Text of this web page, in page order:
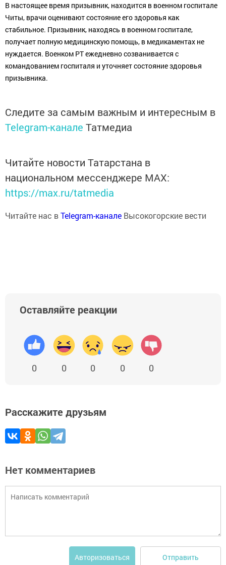
В настоящее время призывник, находится в военном госпитале
Читы, врачи оценивают состояние его здоровья как
стабильное. Призывник, находясь в военном госпитале,
получает полную медицинскую помощь, в медикаментах не
нуждается. Военком РТ ежедневно созванивается с
командованием госпиталя и уточняет состояние здоровья
призывника.
Следите за самым важным и интересным в
Telegram-канале Татмедиа
Читайте новости Татарстана в
национальном мессенджере MАХ:
https://max.ru/tatmedia
Читайте нас вTelegram-канале Высокогорские вести
Оставляйте реакции
0 0 0 0 0
Расскажите друзьям
Нет комментариев
Авторизоваться Отправить